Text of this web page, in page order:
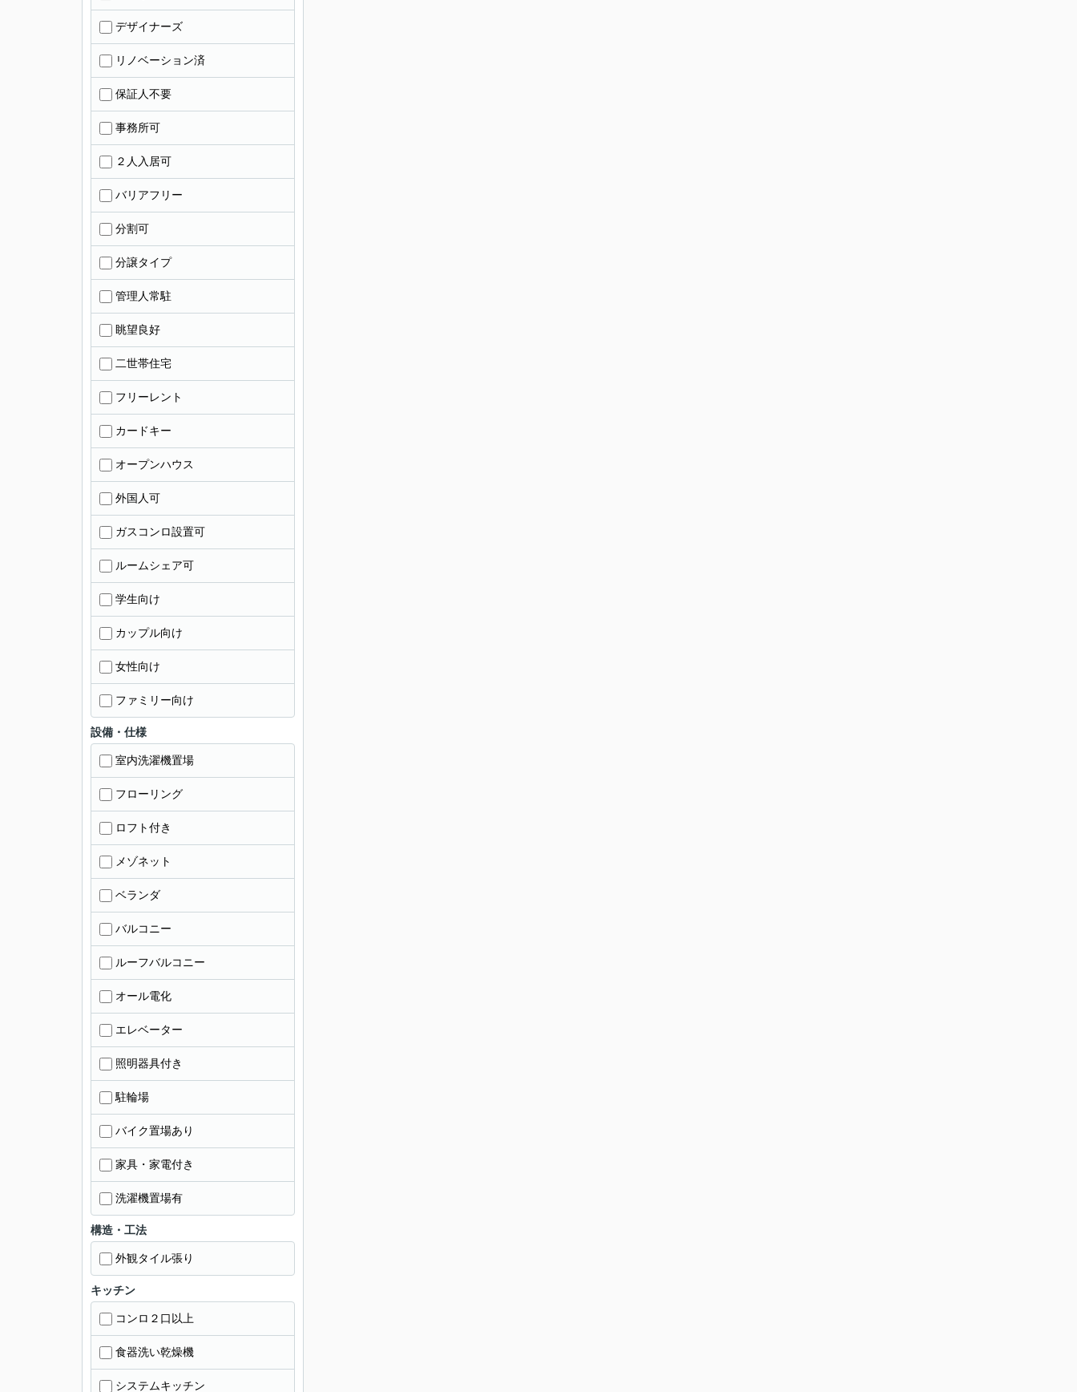
デザイナーズ
リノベーション済
保証人不要
事務所可
２人入居可
バリアフリー
分割可
分譲タイプ
管理人常駐
眺望良好
二世帯住宅
フリーレント
カードキー
オープンハウス
外国人可
ガスコンロ設置可
ルームシェア可
学生向け
カップル向け
女性向け
ファミリー向け
設備・仕様
室内洗濯機置場
フローリング
ロフト付き
メゾネット
ベランダ
バルコニー
ルーフバルコニー
オール電化
エレベーター
照明器具付き
駐輪場
バイク置場あり
家具・家電付き
洗濯機置場有
構造・工法
外観タイル張り
キッチン
コンロ２口以上
食器洗い乾燥機
システムキッチン